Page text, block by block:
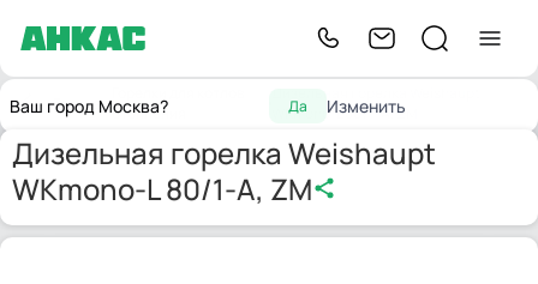
Ваш город Москва? Да Изменить
Главнаяотопления
WKmono-L 80/1-A, ZM
Дизельная горелка Weishaupt
WKmono-L 80/1-A, ZM